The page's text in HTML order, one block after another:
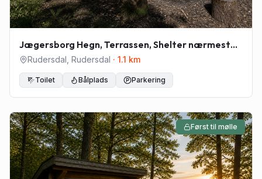
Jægersborg Hegn, Terrassen, Shelter nærmest
Bøllemosen
Rudersdal Rudersdal · 1.1 km
Toilet Bålplads Parkering
Først til mølle